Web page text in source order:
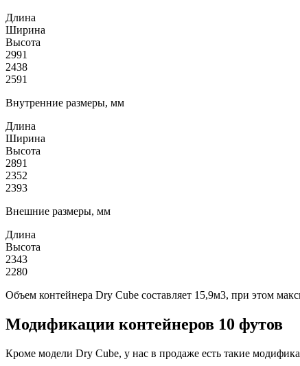
Длина
Ширина
Высота
2991
2438
2591
Внутренние размеры, мм
Длина
Ширина
Высота
2891
2352
2393
Внешние размеры, мм
Длина
Высота
2343
2280
Объем контейнера Dry Cube составляет 15,9м3, при этом
Модификации контейнеров 10 футов
Кроме модели Dry Cube, у нас в продаже есть такие